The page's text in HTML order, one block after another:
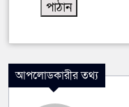
আপলোডকারীর তথ্য